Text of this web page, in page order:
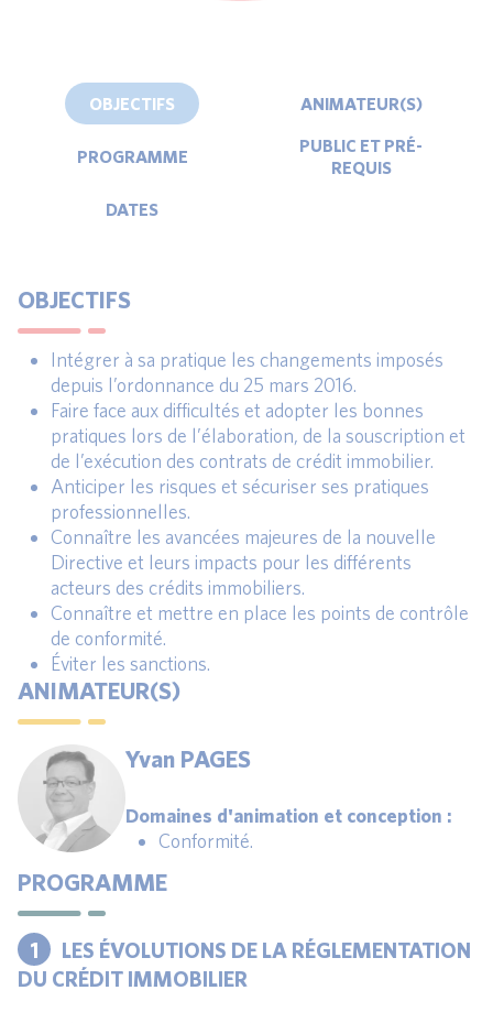
OBJECTIFS ANIMATEUR(S)
PROGRAMME
PUBLIC ET PRÉ-
REQUIS
DATES
OBJECTIFS
Intégrer à sa pratique les changements imposés
depuis l’ordonnance du 25 mars 2016.
Faire face aux difficultés et adopter les bonnes
pratiques lors de l’élaboration, de la souscription et
de l’exécution des contrats de crédit immobilier.
Anticiper les risques et sécuriser ses pratiques
professionnelles.
Connaître les avancées majeures de la nouvelle
Directive et leurs impacts pour les différents
acteurs des crédits immobiliers.
Connaître et mettre en place les points de contrôle
de conformité.
Éviter les sanctions.
ANIMATEUR(S)
Yvan PAGES
Domaines d'animation et conception :
Conformité.
PROGRAMME
1
LES ÉVOLUTIONS DE LA RÉGLEMENTATION
DU CRÉDIT IMMOBILIER